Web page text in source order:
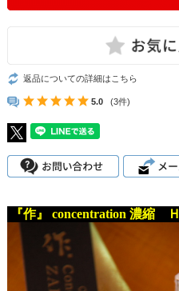
返品についての詳細はこちら
5.0 (3件)
『作』 concentration 濃縮 Ｈ